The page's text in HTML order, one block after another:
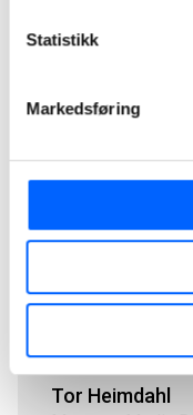
Statistikk
Markedsføring
Tor Heimdahl